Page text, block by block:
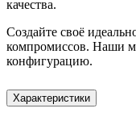
качества.
Создайте своё
компромиссов. Наши
конфигурацию.
Характеристики